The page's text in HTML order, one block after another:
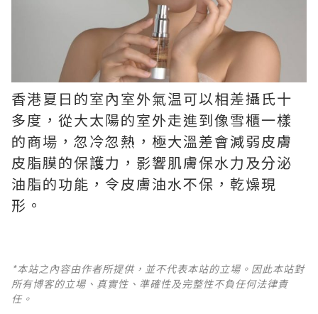
香港夏日的室內室外氣温可以相差攝氏十
多度，從大太陽的室外走進到像雪櫃一樣
的商場，忽冷忽熱，極大溫差會減弱皮膚
皮脂膜的保護力，影響肌膚保水力及分泌
油脂的功能，令皮膚油水不保，乾燥現
形。
*本站之內容由作者所提供，並不代表本站的立場。因此本站對
所有博客的立場、真實性、準確性及完整性不負任何法律責
任。